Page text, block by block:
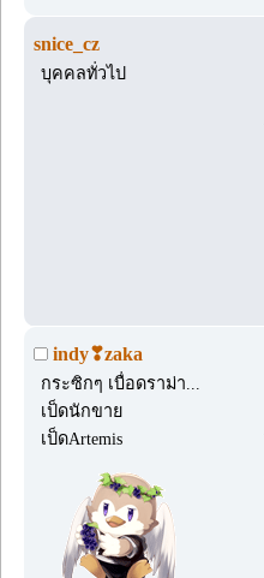
snice_cz
บุคคลทั่วไป
indy❣zaka
กระซิกๆ เบื่อดราม่า...
เป็ดนักขาย
เป็ดArtemis